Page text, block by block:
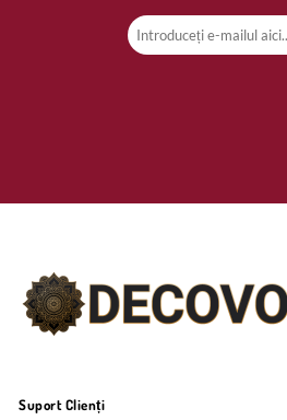
Suport Clienți